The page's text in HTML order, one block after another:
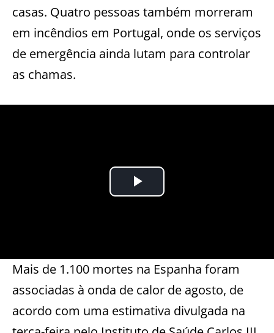
casas. Quatro pessoas também morreram
em incêndios em Portugal, onde os serviços
de emergência ainda lutam para controlar
as chamas.
Mais de 1.100 mortes na Espanha foram
associadas à onda de calor de agosto, de
acordo com uma estimativa divulgada na